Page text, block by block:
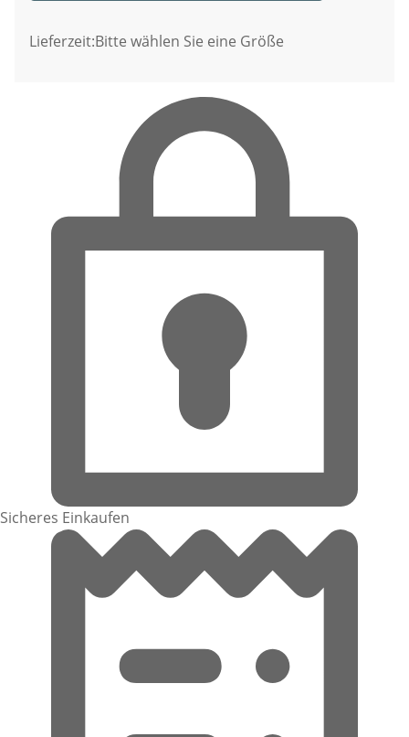
Lieferzeit:Bitte wählen Sie eine Größe
Sicheres Einkaufen